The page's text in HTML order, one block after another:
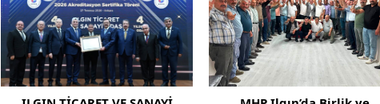
ve Beraberlik Mesajı! İlk Yönetim Kurulu Toplantısı
SUYU! KREDİ LİMİTLERİ YÜKSELTİLDİ, VADELER UZATILDI